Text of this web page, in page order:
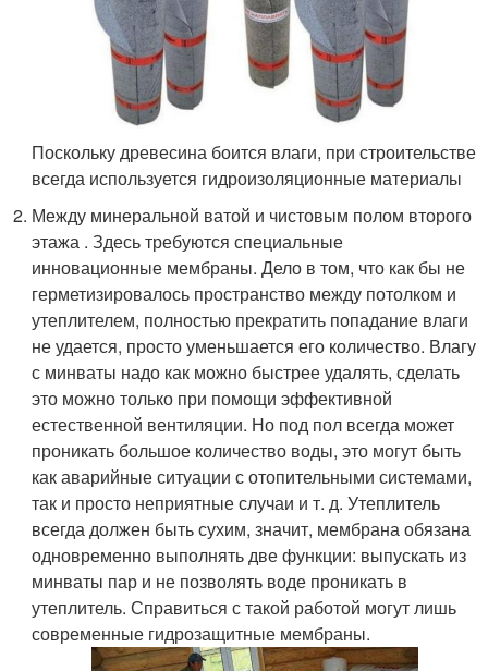
Поскольку древесина боится влаги, при строительстве
всегда используется гидроизоляционные материалы
Между минеральной ватой и чистовым полом второго
этажа . Здесь требуются специальные
инновационные мембраны. Дело в том, что как бы не
герметизировалось пространство между потолком и
утеплителем, полностью прекратить попадание влаги
не удается, просто уменьшается его количество. Влагу
с минваты надо как можно быстрее удалять, сделать
это можно только при помощи эффективной
естественной вентиляции. Но под пол всегда может
проникать большое количество воды, это могут быть
как аварийные ситуации с отопительными системами,
так и просто неприятные случаи и т. д. Утеплитель
всегда должен быть сухим, значит, мембрана обязана
одновременно выполнять две функции: выпускать из
минваты пар и не позволять воде проникать в
утеплитель. Справиться с такой работой могут лишь
современные гидрозащитные мембраны.